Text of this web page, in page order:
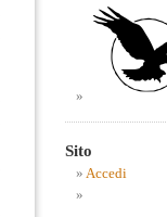
Sito
Accedi